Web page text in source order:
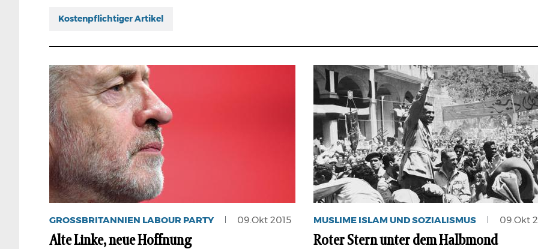
Kostenpflichtiger Artikel
GROSSBRITANNIEN LABOUR PARTY 09.Okt 2015
Alte Linke, neue Hoffnung
MUSLIME ISLAM UND SOZIALISMUS 09.Okt
Roter Stern unter dem Halbmond